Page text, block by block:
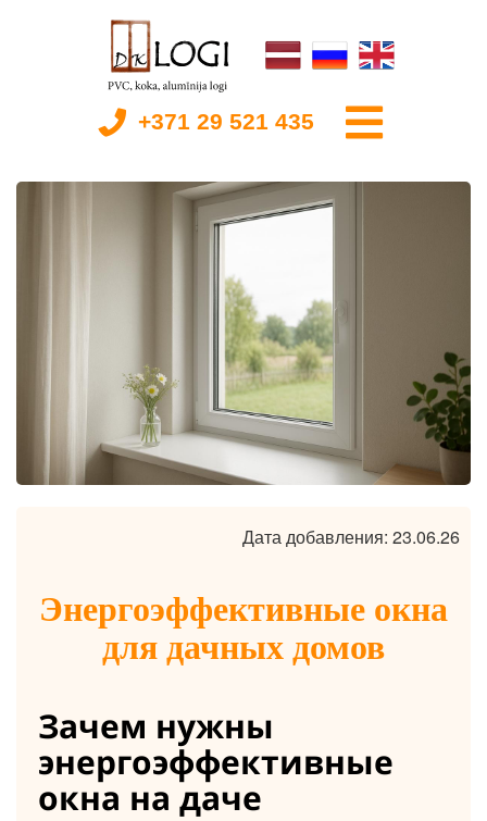
+371 29 521 435
Дата добавления: 23.06.26
Энергоэффективные окна
для дачных домов
Зачем нужны
энергоэффективные
окна на даче